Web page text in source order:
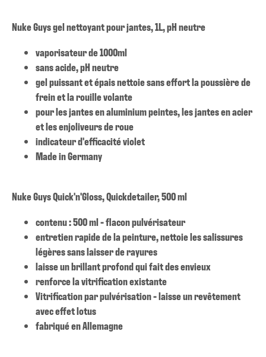
Nuke Guys gel nettoyant pour jantes, 1L, pH neutre
vaporisateur de 1000ml
sans acide, pH neutre
gel puissant et épais nettoie sans effort la poussière de
frein et la rouille volante
pour les jantes en aluminium peintes, les jantes en acier
et les enjoliveurs de roue
indicateur d'efficacité violet
Made in Germany
Nuke Guys Quick'n'Gloss, Quickdetailer, 500 ml
contenu : 500 ml - flacon pulvérisateur
entretien rapide de la peinture, nettoie les salissures
légères sans laisser de rayures
laisse un brillant profond qui fait des envieux
renforce la vitrification existante
Vitrification par pulvérisation - laisse un revêtement
avec effet lotus
fabriqué en Allemagne